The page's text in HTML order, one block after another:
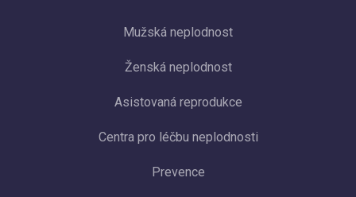
Mužská neplodnost
Ženská neplodnost
Asistovaná reprodukce
Centra pro léčbu neplodnosti
Prevence